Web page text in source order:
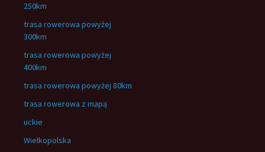
250km
trasa rowerowa powyżej
300km
trasa rowerowa powyżej
400km
trasa rowerowa powyżej 80km
trasa rowerowa z mapą
uckie
Wielkopolska